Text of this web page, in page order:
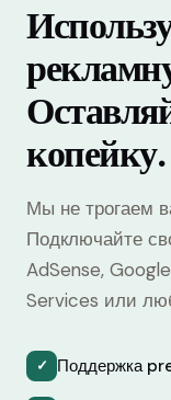
копейку.
Мы не трогаем
Подключайте
AdSense,
Services или
✓ Поддержка